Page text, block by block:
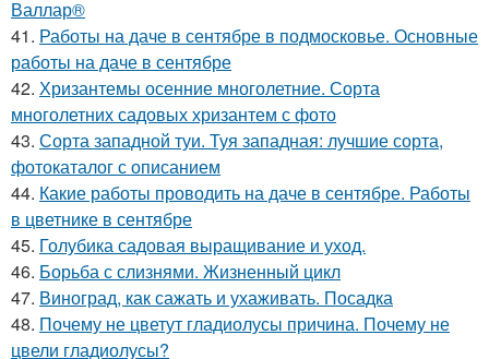
Валлар®
41. Работы на даче в сентябре в подмосковье. Основные
работы на даче в сентябре
42. Хризантемы осенние многолетние. Сорта
многолетних садовых хризантем с фото
43. Сорта западной туи. Туя западная: лучшие сорта,
фотокаталог с описанием
44. Какие работы проводить на даче в сентябре. Работы
в цветнике в сентябре
45. Голубика садовая выращивание и уход.
46. Борьба с слизнями. Жизненный цикл
47. Виноград, как сажать и ухаживать. Посадка
48. Почему не цветут гладиолусы причина. Почему не
цвели гладиолусы?